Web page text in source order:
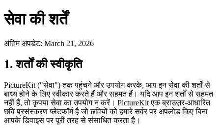
सेवा की शर्तें
अंतिम अपडेट: March 21, 2026
1. शर्तों की स्वीकृति
PictureKit ("सेवा") तक पहुंचने और उपयोग करके, आप इन सेवा की शर्तों से
बाध्य होने के लिए स्वीकार करते हैं और सहमत हैं। यदि आप इन शर्तों से सहमत
नहीं हैं, तो कृपया सेवा का उपयोग न करें। PictureKit एक ब्राउज़र-आधारित
छवि प्रसंस्करण प्लेटफ़ॉर्म है जो छवियों को हमारे सर्वर पर अपलोड किए बिना
आपके डिवाइस पर पूरी तरह से संसाधित करता है।